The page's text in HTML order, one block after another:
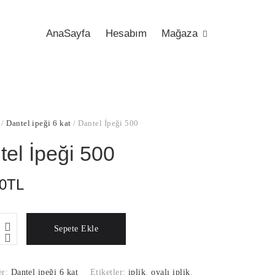
AnaSayfa Hesabım Mağaza
Dantel ipeği 6 kat / Dantel İpeği 500
İpeği 500
TL
Sepete Ekle
Dantel ipeği 6 kat Etiketler: iplik,oyalı iplik,